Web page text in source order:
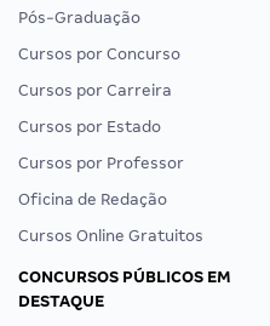
Pós-Graduação
Cursos por Concurso
Cursos por Carreira
Cursos por Estado
Cursos por Professor
Oficina de Redação
Cursos Online Gratuitos
CONCURSOS PÚBLICOS EM
DESTAQUE